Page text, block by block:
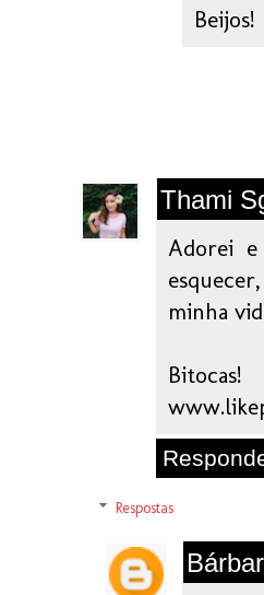
Beijos!
Thami
Adorei
minha
Bitocas!
Respostas